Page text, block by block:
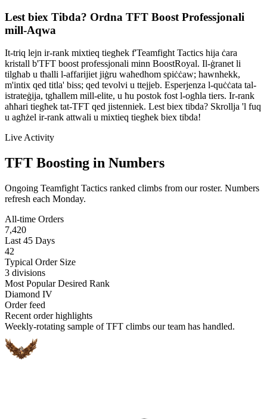
Lest biex Tibda? Ordna TFT Boost Professjonali
mill-Aqwa
It-triq lejn ir-rank mixtieq tiegħek f'Teamfight Tactics hija ċara
kristall b'TFT boost professjonali minn BoostRoyal. Il-ġranet li
tilgħab u tħalli l-affarijiet jiġru waħedhom spiċċaw; hawnhekk,
m'intix qed titla' biss; qed tevolvi u ttejjeb. Esperjenza l-quċċata tal-
istrateġija, tgħallem mill-elite, u ħu postok fost l-ogħla tiers. Ir-rank
aħħari tiegħek tat-TFT qed jistenniek. Lest biex tibda? Skrollja 'l fuq
u agħżel ir-rank attwali u mixtieq tiegħek biex tibda!
Live Activity
TFT Boosting in Numbers
Ongoing Teamfight Tactics ranked climbs from our roster. Numbers
refresh each Monday.
All-time Orders
7,420
Last 45 Days
42
Typical Order Size
3 divisions
Most Popular Desired Rank
Diamond IV
Order feed
Recent order highlights
Weekly-rotating sample of TFT climbs our team has handled.